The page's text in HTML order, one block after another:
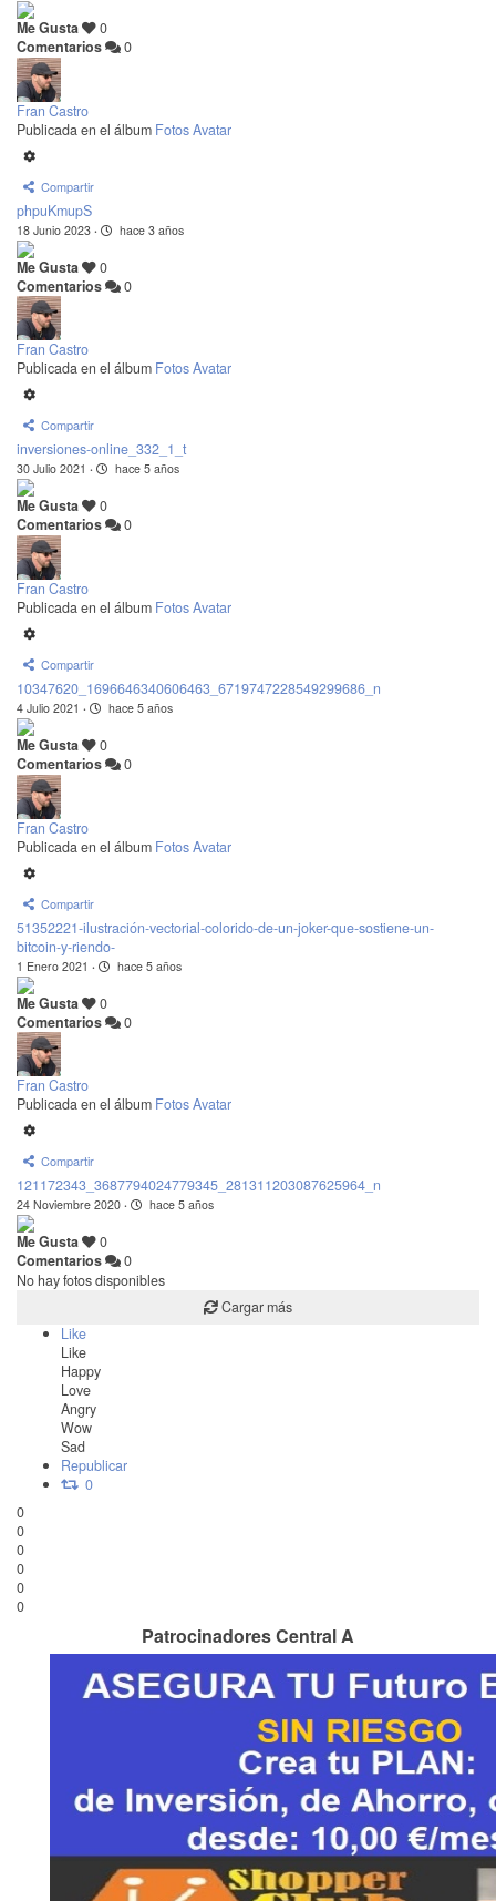
Me Gusta
0
Comentarios
0
Fran Castro
Publicada en el álbum Fotos Avatar
Compartir
phpuKmupS
18 Junio 2023 · hace 3 años
Me Gusta
0
Comentarios
0
Fran Castro
Publicada en el álbum Fotos Avatar
Compartir
inversiones-online_332_1_t
30 Julio 2021 · hace 5 años
Me Gusta
0
Comentarios
0
Fran Castro
Publicada en el álbum Fotos Avatar
Compartir
10347620_1696646340606463_6719747228549299686_n
4 Julio 2021 · hace 5 años
Me Gusta
0
Comentarios
0
Fran Castro
Publicada en el álbum Fotos Avatar
Compartir
51352221-ilustración-vectorial-colorido-de-un-joker-que-sostiene-un-
bitcoin-y-riendo-
1 Enero 2021 · hace 5 años
Me Gusta
0
Comentarios
0
Fran Castro
Publicada en el álbum Fotos Avatar
Compartir
121172343_3687794024779345_281311203087625964_n
24 Noviembre 2020 · hace 5 años
Me Gusta
0
Comentarios
0
No hay fotos disponibles
Cargar más
Like
Like
Happy
Love
Angry
Wow
Sad
Republicar
0
0
0
0
0
0
0
Patrocinadores Central A